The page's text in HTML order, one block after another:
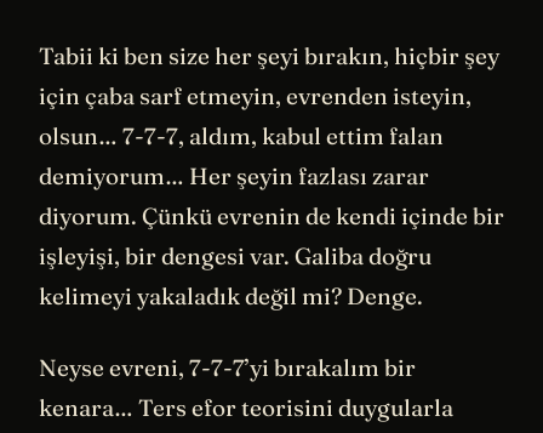
Tabii ki ben size her şeyi bırakın, hiçbir şey
için çaba sarf etmeyin, evrenden isteyin,
olsun… 7-7-7, aldım, kabul ettim falan
demiyorum… Her şeyin fazlası zarar
diyorum. Çünkü evrenin de kendi içinde bir
işleyişi, bir dengesi var. Galiba doğru
kelimeyi yakaladık değil mi? Denge.
Neyse evreni, 7-7-7’yi bırakalım bir
kenara… Ters efor teorisini duygularla